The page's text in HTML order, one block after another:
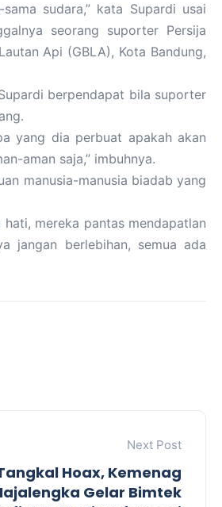
sudara,” kata Supardi usai
seorang suporter Persija
Api (GBLA), Kota Bandung,
berpendapat bila suporter
yang dia perbuat apakah akan
aman saja,” imbuhnya.
manusia-manusia biadab yang
mereka pantas mendapatlan
jangan berlebihan, semua ada
Next Post
Hoax, Kemenag
Gelar Bimtek